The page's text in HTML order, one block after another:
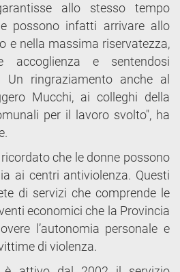
allo stesso tempo
possono infatti arrivare allo
e nella massima riservatezza,
accoglienza e sentendosi
ringraziamento anche al
Mucchi, ai colleghi della
per il lavoro svolto", ha
che le donne possono
ai centri antiviolenza. Questi
di servizi che comprende le
economici che la Provincia
l’autonomia personale e
di violenza.